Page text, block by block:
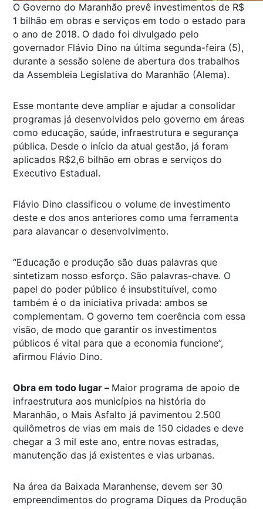
O Governo do Maranhão prevê investimentos de R$
1 bilhão em obras e serviços em todo o estado para
o ano de 2018. O dado foi divulgado pelo
governador Flávio Dino na última segunda-feira (5),
durante a sessão solene de abertura dos trabalhos
da Assembleia Legislativa do Maranhão (Alema).
Esse montante deve ampliar e ajudar a consolidar
programas já desenvolvidos pelo governo em áreas
como educação, saúde, infraestrutura e segurança
pública. Desde o início da atual gestão, já foram
aplicados R$2,6 bilhão em obras e serviços do
Executivo Estadual.
Flávio Dino classificou o volume de investimento
deste e dos anos anteriores como uma ferramenta
para alavancar o desenvolvimento.
“Educação e produção são duas palavras que
sintetizam nosso esforço. São palavras-chave. O
papel do poder público é insubstituível, como
também é o da iniciativa privada: ambos se
complementam. O governo tem coerência com essa
visão, de modo que garantir os investimentos
públicos é vital para que a economia funcione”,
afirmou Flávio Dino.
Obra em todo lugar – Maior programa de apoio de
infraestrutura aos municípios na história do
Maranhão, o Mais Asfalto já pavimentou 2.500
quilômetros de vias em mais de 150 cidades e deve
chegar a 3 mil este ano, entre novas estradas,
manutenção das já existentes e vias urbanas.
Na área da Baixada Maranhense, devem ser 30
empreendimentos do programa Diques da Produção